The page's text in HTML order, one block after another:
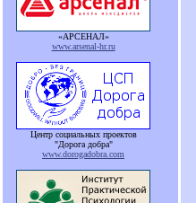
«АРСЕНАЛ»
www.arsenal-hr.ru
Центр социальных проектов
"Дорога добра"
www.dorogadobra.com